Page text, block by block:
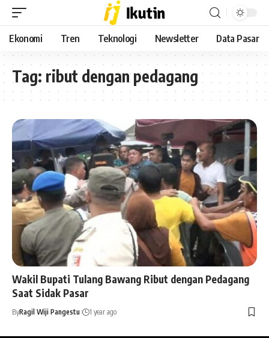
Ekonomi Tren Teknologi Newsletter Data Pasar
Tag: ribut dengan pedagang
Wakil Bupati Tulang Bawang Ribut dengan Pedagang
Saat Sidak Pasar
ByRagil Wiji Pangestu 1 year ago